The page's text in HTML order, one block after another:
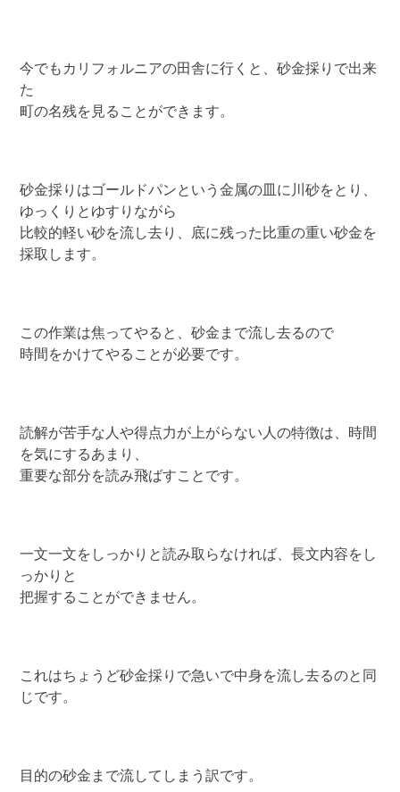
今でもカリフォルニアの田舎に行くと、砂金採りで出来
た
町の名残を見ることができます。
砂金採りはゴールドパンという金属の皿に川砂をとり、
ゆっくりとゆすりながら
比較的軽い砂を流し去り、底に残った比重の重い砂金を
採取します。
この作業は焦ってやると、砂金まで流し去るので
時間をかけてやることが必要です。
読解が苦手な人や得点力が上がらない人の特徴は、時間
を気にするあまり、
重要な部分を読み飛ばすことです。
一文一文をしっかりと読み取らなければ、長文内容をし
っかりと
把握することができません。
これはちょうど砂金採りで急いで中身を流し去るのと同
じです。
目的の砂金まで流してしまう訳です。